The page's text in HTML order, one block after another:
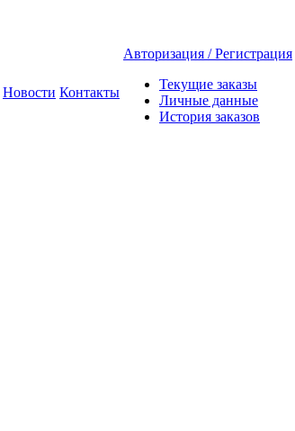
Новости Контакты
Авторизация / Регистрация
Текущие заказы
Личные данные
История заказов